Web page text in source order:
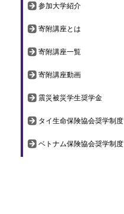
参加大学紹介
寄附講座とは
寄附講座一覧
寄附講座動画
震災被災学生奨学金
タイ生命保険協会奨学制度
ベトナム保険協会奨学制度